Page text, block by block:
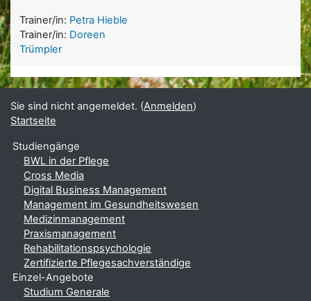
Trainer/in: Petra Hieble
Trainer/in: Doreen
Trümpler
Sie sind nicht angemeldet. (Anmelden)
Startseite
Studiengänge
BWL in der Pflege
Cross Media
Digital Business Management
Management im Gesundheitswesen
Medizinmanagement
Praxismanagement
Rehabilitationspsychologie
Zertifizierte Pflegesachverständige
Einzel-Angebote
Studium Generale